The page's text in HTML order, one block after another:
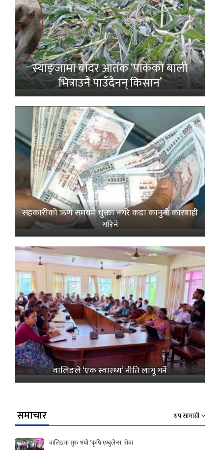
स्याङ्जामा बाँदर आतंक ‘पाकेको बाली
भित्राउनै पाउँदैनन् किसान’
सहकारीको ऋण समयमै चुक्ता नगरे कडा कानुनी कारबाही
गरिने
वालिङले ‘एक स्वास्थ्य’ नीति लागू गर्ने
समाचार थप सामाग्री
वालिङमा सुरु भयो ‘कृषि एम्बुलेन्स’ सेवा